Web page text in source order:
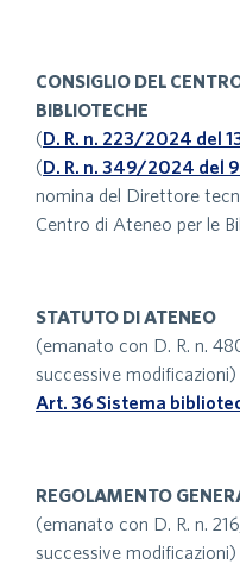
CONSIGLIO DEL
BIBLIOTECHE
(D. R. n. 223/2024 del
(D. R. n. 349/2024 del
nomina del Direttore
Centro di Ateneo per le
STATUTO DI ATENEO
(emanato con D. R. n.
successive modificazioni)
Art. 36 Sistema
REGOLAMENTO
(emanato con D. R. n.
successive modificazioni)